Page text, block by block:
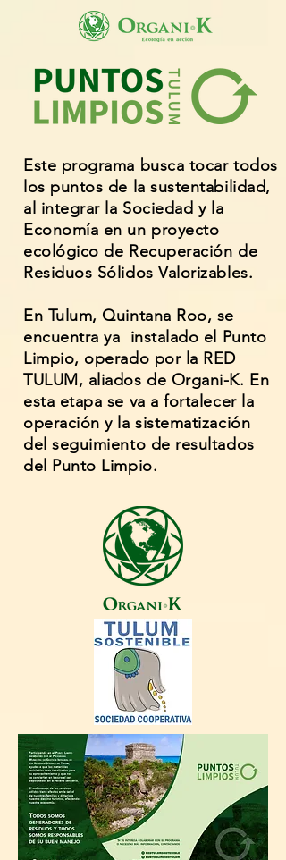
Este programa busca tocar todos
los puntos de la sustentabilidad,
al integrar la Sociedad y la
Economía en un proyecto
ecológico de Recuperación de
Residuos Sólidos Valorizables.
En Tulum, Quintana Roo, se
encuentra ya instalado el Punto
Limpio, operado por la RED
TULUM, aliados de Organi-K. En
esta etapa se va a fortalecer la
operación y la sistematización
del seguimiento de resultados
del Punto Limpio.